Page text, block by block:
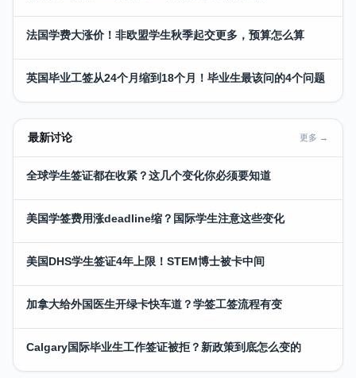
法国学费大涨价！非欧盟学生秋季起交更多，预算怎么算
英国毕业工签从24个月缩到18个月！毕业生最该问的4个问题
最新讨论 更多 →
全球学生签证都在收紧？这几个变化你必须要知道
美国学签费用涨deadline缩？国际学生注意这些变化
美国DHS学生签证4年上限！STEM博士被卡中间
加拿大给外国医生开绿卡快车道？学签工签流程有变
Calgary国际毕业生工作签证被拒？新政策到底怎么变的